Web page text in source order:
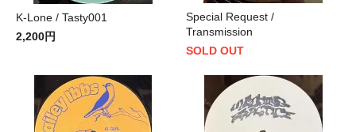
K-Lone / Tasty001
2,200円
Special Request /
Transmission
SOLD OUT